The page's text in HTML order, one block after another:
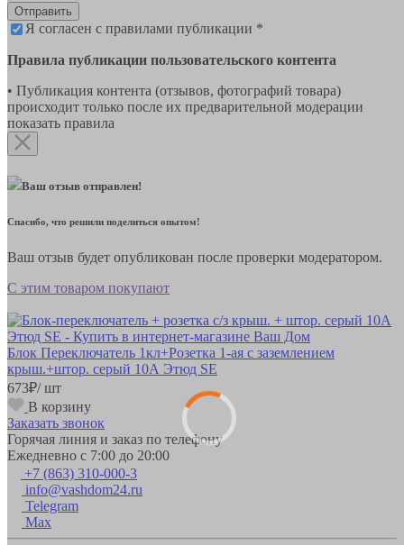
Отправить
Я согласен с правилами публикации *
Правила публикации пользовательского контента
• Публикация контента (отзывов, фотографий товара)
происходит только после их предварительной модерации
показать правила
Ваш отзыв отправлен!
Спасибо, что решили поделиться опытом!
Ваш отзыв будет опубликован после проверки модератором.
С этим товаром покупают
Блок Переключатель 1кл+Розетка 1-ая с заземлением
крыш.+штор. серый 10А Этюд SE
673₽/ шт
В корзину
Заказать звонок
Горячая линия и заказ по телефону
Ежедневно с 7:00 до 20:00
+7 (863) 310-000-3
info@vashdom24.ru
Telegram
Max